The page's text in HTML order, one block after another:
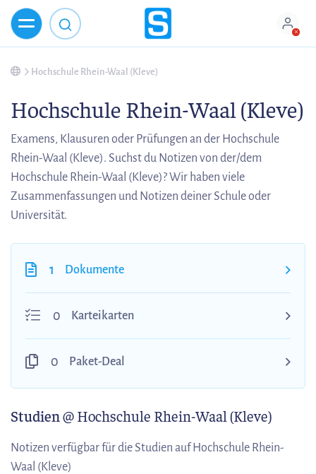
Hochschule Rhein-Waal (Kleve)
Hochschule Rhein-Waal (Kleve)
Examens, Klausuren oder Prüfungen an der Hochschule
Rhein-Waal (Kleve). Suchst du Notizen von der/dem
Hochschule Rhein-Waal (Kleve)? Wir haben viele
Zusammenfassungen und Notizen deiner Schule oder
Universität.
1 Dokumente
0 Karteikarten
0 Paket-Deal
Studien@ Hochschule Rhein-Waal (Kleve)
Notizen verfügbar für die Studien auf Hochschule Rhein-
Waal (Kleve)